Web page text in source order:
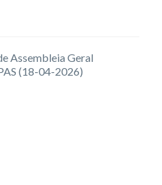
Assembleia Geral
(18-04-2026)